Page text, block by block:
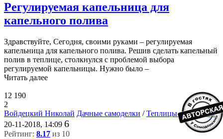
Регулируемая капельница для
капельного полива
Здравствуйте, Сегодня, своими руками – регулируемая
капельница для капельного полива. Решив сделать капельный
полив в теплице, столкнулся с проблемой выбора
регулируемой капельницы. Нужно было –
Читать далее
12 190
2
Войдецкий Николай Дачные самоделки /Теплицы и парники
20-11-2018, 14:09 6
Рейтинг: 8.17 из 10